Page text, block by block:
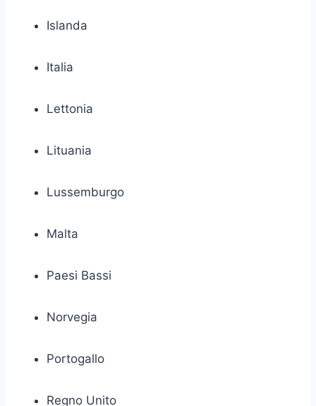
Islanda
Italia
Lettonia
Lituania
Lussemburgo
Malta
Paesi Bassi
Norvegia
Portogallo
Regno Unito